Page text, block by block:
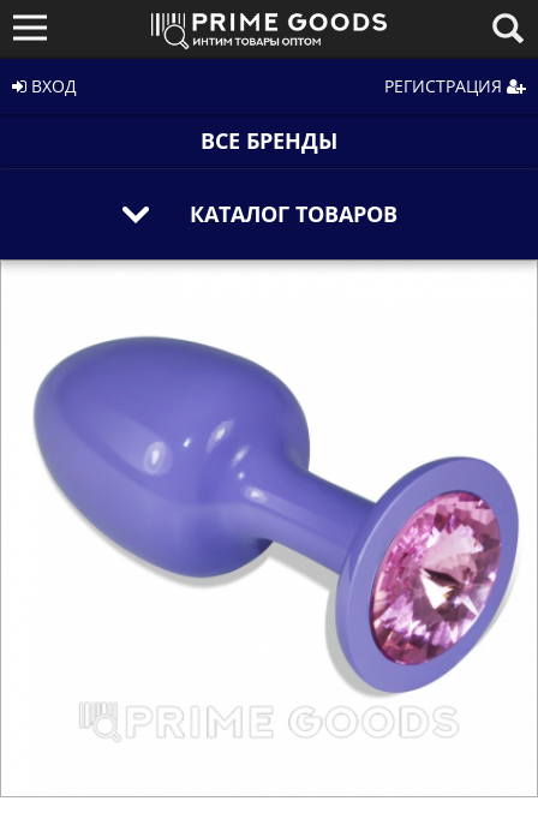
ВХОД РЕГИСТРАЦИЯ
ВСЕ БРЕНДЫ
КАТАЛОГ ТОВАРОВ